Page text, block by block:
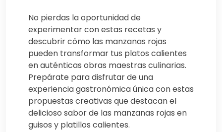
No pierdas la oportunidad de
experimentar con estas recetas y
descubrir cómo las manzanas rojas
pueden transformar tus platos calientes
en auténticas obras maestras culinarias.
Prepárate para disfrutar de una
experiencia gastronómica única con estas
propuestas creativas que destacan el
delicioso sabor de las manzanas rojas en
guisos y platillos calientes.